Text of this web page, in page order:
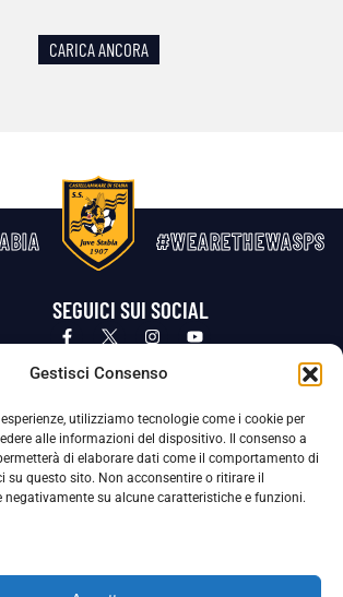
Gestisci Consenso
utilizziamo tecnologie come i cookie per
alle informazioni del dispositivo. Il consenso a
di elaborare dati come il comportamento di
su questo sito. Non acconsentire o ritirare il
negativamente su alcune caratteristiche e funzioni.
CARICA ANCORA
#WEARETHEWASPS
SEGUICI SUI SOCIAL
Privacy Policy Cookie Policy
della Protezione dei Dati Personali (DPO), figura specializzata che vigila sulle modalità
dalla nostra Società per tutelare i Suoi dati personali.
Per contattare il DPO può scrivere a